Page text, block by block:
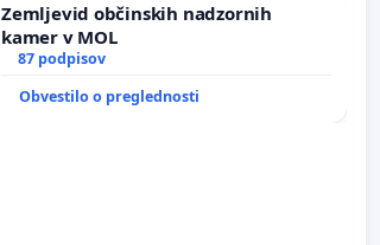
Zemljevid občinskih nadzornih
kamer v MOL
87 podpisov
Obvestilo o preglednosti